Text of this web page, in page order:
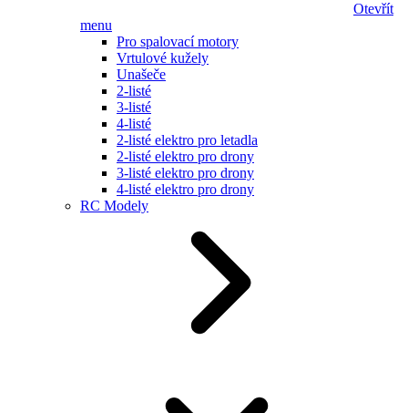
Otevřít
menu
Pro spalovací motory
Vrtulové kužely
Unašeče
2-listé
3-listé
4-listé
2-listé elektro pro letadla
2-listé elektro pro drony
3-listé elektro pro drony
4-listé elektro pro drony
RC Modely